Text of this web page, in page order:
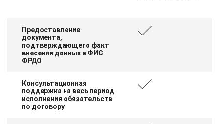
Предоставление
документа,
подтверждающего факт
внесения данных в ФИС
ФРДО
Консультационная
поддержка на весь период
исполнения обязательств
по договору